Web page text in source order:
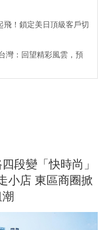
！鎖定美日頂級客戶切
灣：回望精彩風雲，預
段變「快時尚」
小店 東區商圈掀